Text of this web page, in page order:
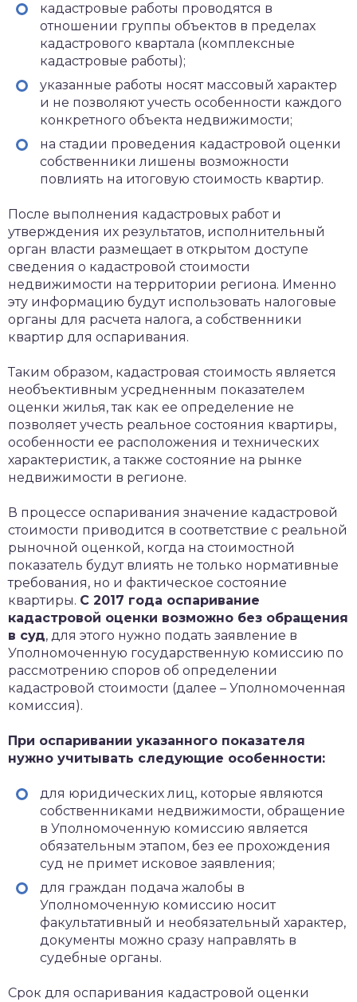
кадастровые работы проводятся в
отношении группы объектов в пределах
кадастрового квартала (комплексные
кадастровые работы);
указанные работы носят массовый характер
и не позволяют учесть особенности каждого
конкретного объекта недвижимости;
на стадии проведения кадастровой оценки
собственники лишены возможности
повлиять на итоговую стоимость квартир.
После выполнения кадастровых работ и
утверждения их результатов, исполнительный
орган власти размещает в открытом доступе
сведения о кадастровой стоимости
недвижимости на территории региона. Именно
эту информацию будут использовать налоговые
органы для расчета налога, а собственники
квартир для оспаривания.
Таким образом, кадастровая стоимость является
необъективным усредненным показателем
оценки жилья, так как ее определение не
позволяет учесть реальное состояния квартиры,
особенности ее расположения и технических
характеристик, а также состояние на рынке
недвижимости в регионе.
В процессе оспаривания значение кадастровой
стоимости приводится в соответствие с реальной
рыночной оценкой, когда на стоимостной
показатель будут влиять не только нормативные
требования, но и фактическое состояние
квартиры. С 2017 года оспаривание
кадастровой оценки возможно без обращения
в суд, для этого нужно подать заявление в
Уполномоченную государственную комиссию по
рассмотрению споров об определении
кадастровой стоимости (далее – Уполномоченная
комиссия).
При оспаривании указанного показателя
нужно учитывать следующие особенности:
для юридических лиц, которые являются
собственниками недвижимости, обращение
в Уполномоченную комиссию является
обязательным этапом, без ее прохождения
суд не примет исковое заявления;
для граждан подача жалобы в
Уполномоченную комиссию носит
факультативный и необязательный характер,
документы можно сразу направлять в
судебные органы.
Срок для оспаривания кадастровой оценки